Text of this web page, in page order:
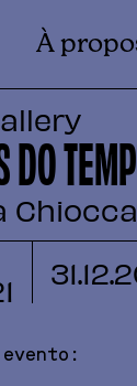
À
Chiocca
31.12.